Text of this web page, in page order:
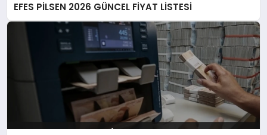
EFES PİLSEN 2026 GÜNCEL FİYAT LİSTESİ